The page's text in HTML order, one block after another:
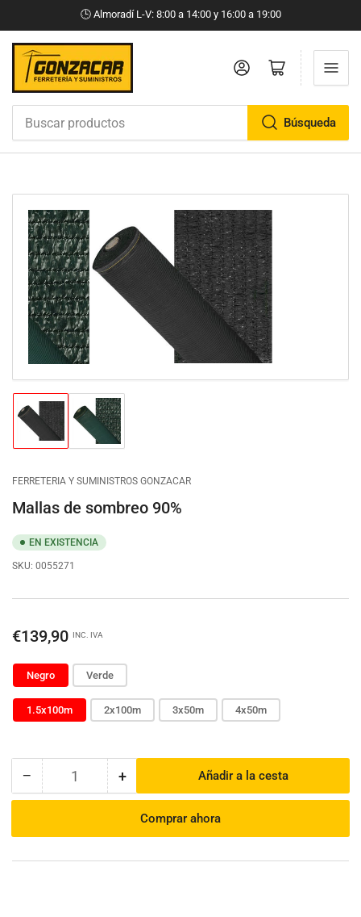
🕒​ Almoradí L-V: 8:00 a 14:00 y 16:00 a 19:00
Búsqueda
Iniciar sesiónAbrir cesta pequeña
Cargar
imagen
1
la
vista
de
galería
Cargar
imagen
2
la
vista
galería
FERRETERIA Y SUMINISTROS GONZACAR
Mallas de sombreo 90%
EN EXISTENCIA
SKU: 0055271
Precio
€139,90 INC. IVA
Negro Verde
1.5x100m 2x100m 3x50m 4x50m
− Reducir
cantidad
Mallas
Cantidad +Aumentar
cantidad
para
Mallas
Añadir a la cesta
Comprar ahora